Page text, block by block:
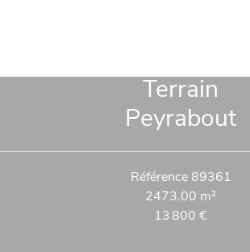
Terrain
Peyrabout
Référence89361
2473.00 m²
13 800 €